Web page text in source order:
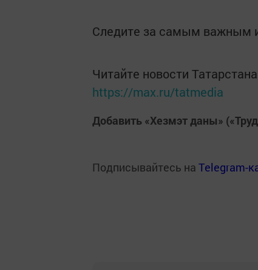
Следите за самым важным
Читайте новости
https://max.ru/tatmedia
Добавить «Хезмэт даны»
Подписывайтесь на Telegram-